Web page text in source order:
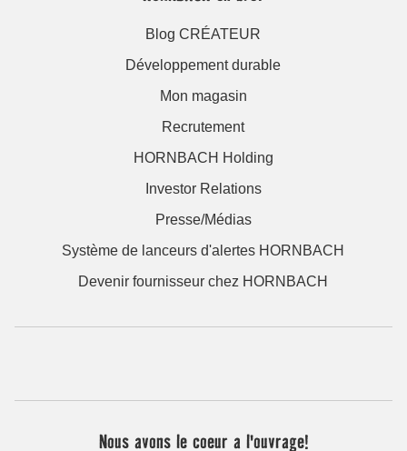
Blog CRÉATEUR
Développement durable
Mon magasin
Recrutement
HORNBACH Holding
Investor Relations
Presse/Médias
Système de lanceurs d'alertes HORNBACH
Devenir fournisseur chez HORNBACH
Nous avons le coeur a l'ouvrage!